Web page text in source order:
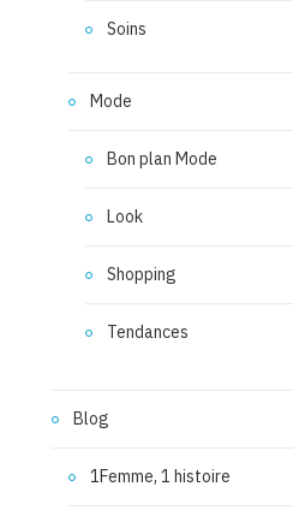
Soins
Mode
Bon plan Mode
Look
Shopping
Tendances
Blog
1Femme, 1 histoire